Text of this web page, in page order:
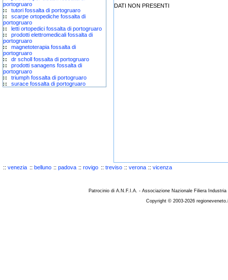
portogruaro
tutori fossalta di portogruaro
scarpe ortopediche fossalta di
portogruaro
letti ortopedici fossalta di portogruaro
prodotti elettromedicali fossalta di
portogruaro
magnetoterapia fossalta di
portogruaro
dr scholl fossalta di portogruaro
prodotti sanagens fossalta di
portogruaro
triumph fossalta di portogruaro
surace fossalta di portogruaro
DATI NON PRESENTI
:: venezia :: belluno :: padova :: rovigo :: treviso :: verona :: vicenza
Patrocinio di A.N.F.I.A. - Associazione Nazionale Filiera
Copyright © 2003-2026